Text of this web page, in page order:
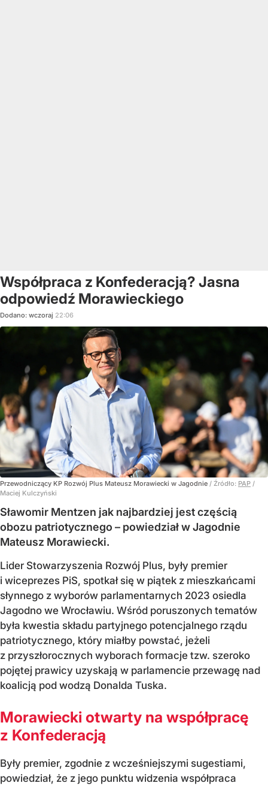
Współpraca z Konfederacją? Jasna
odpowiedź Morawieckiego
Dodano: wczoraj 22:06
Przewodniczący KP Rozwój Plus Mateusz Morawiecki w Jagodnie / Źródło: PAP /
Maciej Kulczyński
Sławomir Mentzen jak najbardziej jest częścią
obozu patriotycznego – powiedział w Jagodnie
Mateusz Morawiecki.
Lider Stowarzyszenia Rozwój Plus, były premier
i wiceprezes PiS, spotkał się w piątek z mieszkańcami
słynnego z wyborów parlamentarnych 2023 osiedla
Jagodno we Wrocławiu. Wśród poruszonych tematów
była kwestia składu partyjnego potencjalnego rządu
patriotycznego, który miałby powstać, jeżeli
z przyszłorocznych wyborach formacje tzw. szeroko
pojętej prawicy uzyskają w parlamencie przewagę nad
koalicją pod wodzą Donalda Tuska.
Morawiecki otwarty na współpracę
z Konfederacją
Były premier, zgodnie z wcześniejszymi sugestiami,
powiedział, że z jego punktu widzenia współpraca